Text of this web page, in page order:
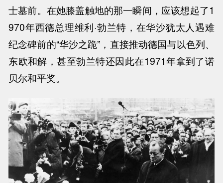
士墓前。在她膝盖触地的那一瞬间，应该想起了1
970年西德总理维利·勃兰特，在华沙犹太人遇难
纪念碑前的“华沙之跪”，直接推动德国与以色列、
东欧和解，甚至勃兰特还因此在1971年拿到了诺
贝尔和平奖。